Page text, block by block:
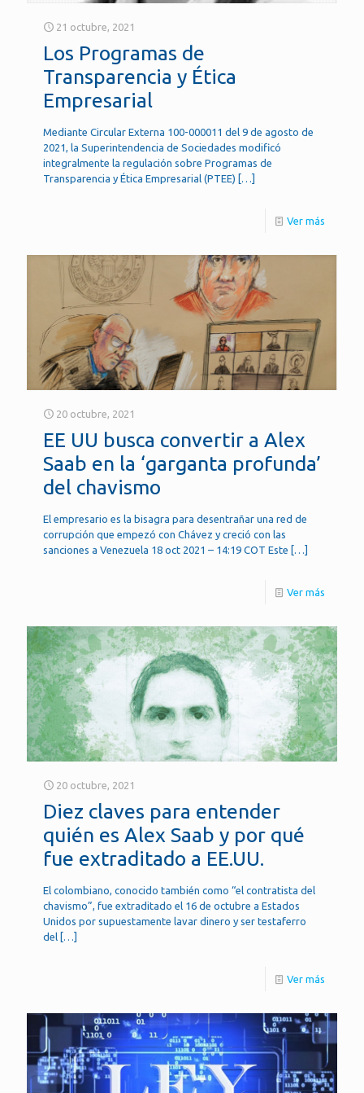
21 octubre, 2021
Los Programas de
Transparencia y Ética
Empresarial
Mediante Circular Externa 100-000011 del 9 de agosto de
2021, la Superintendencia de Sociedades modificó
integralmente la regulación sobre Programas de
Transparencia y Ética Empresarial (PTEE) […]
Ver más
20 octubre, 2021
EE UU busca convertir a Alex
Saab en la ‘garganta profunda’
del chavismo
El empresario es la bisagra para desentrañar una red de
corrupción que empezó con Chávez y creció con las
sanciones a Venezuela 18 oct 2021 – 14:19 COT Este […]
Ver más
20 octubre, 2021
Diez claves para entender
quién es Alex Saab y por qué
fue extraditado a EE.UU.
El colombiano, conocido también como “el contratista del
chavismo”, fue extraditado el 16 de octubre a Estados
Unidos por supuestamente lavar dinero y ser testaferro
del […]
Ver más